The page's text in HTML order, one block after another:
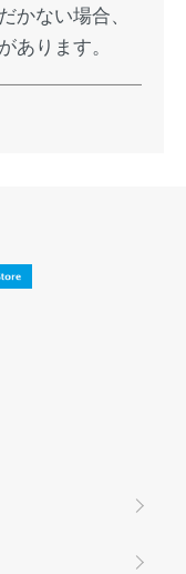
かない場合、
あります。